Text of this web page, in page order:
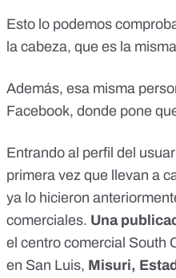
Esto lo podemos
la cabeza, que es la
Además, esa misma
Facebook, donde pone
Entrando al perfil del
primera vez que llevan a
ya lo hicieron
comerciales. Una
el centro comercial South
en San Luis, Misuri,